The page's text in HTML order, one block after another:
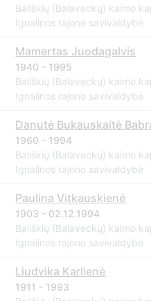
Bališkių (Balaveckų) kaimo
Ignalinos rajono savivaldybė
Mamertas Juodagalvis
1940 - 1995
Bališkių (Balaveckų) kaimo
Ignalinos rajono savivaldybė
Danutė Bukauskaitė
1960 - 1994
Bališkių (Balaveckų) kaimo
Ignalinos rajono savivaldybė
Paulina Vitkauskienė
1903 - 02.12.1994
Bališkių (Balaveckų) kaimo
Ignalinos rajono savivaldybė
Liudvika Karlienė
1911 - 1993